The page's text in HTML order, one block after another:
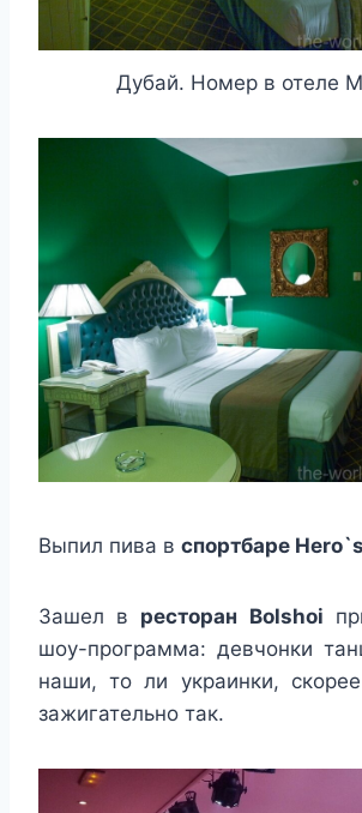
Дубай. Номер в отеле
Выпил пива в спортбаре Hero`s
Зашел в ресторан Bolshoi
шоу-программа: девчонки
наши, то ли украинки,
зажигательно так.